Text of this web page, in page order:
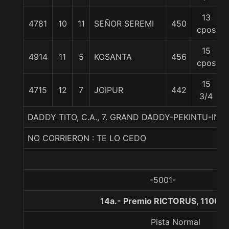
4781 10 11 SEÑOR SEREMI 450
13
cpos
4914 11 5 KOSANTA 456
15
cpos
4715 12 7 JOIPUR 442
15
3/4
DADDY TITO, C.A., 7. GRAND DADDY-PEKINTU-
NO CORRIERON : TE LO CEDO
-5001-
14a.- Premio RICTORUS, 1100
Pista Normal